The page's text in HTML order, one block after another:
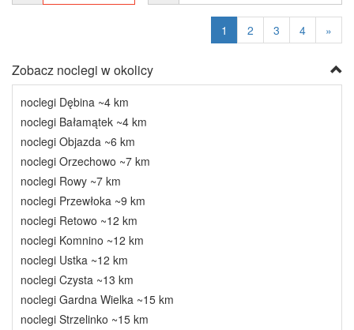
1 2 3 4 »
Zobacz noclegi w okolicy
noclegi Dębina ~4 km
noclegi Bałamątek ~4 km
noclegi Objazda ~6 km
noclegi Orzechowo ~7 km
noclegi Rowy ~7 km
noclegi Przewłoka ~9 km
noclegi Retowo ~12 km
noclegi Komnino ~12 km
noclegi Ustka ~12 km
noclegi Czysta ~13 km
noclegi Gardna Wielka ~15 km
noclegi Strzelinko ~15 km